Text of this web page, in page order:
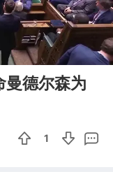
01:54
曼德尔森为
1